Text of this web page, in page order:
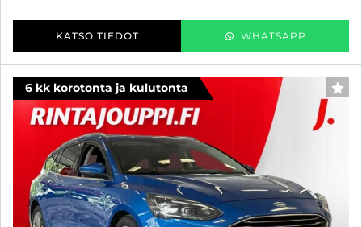
KATSO TIEDOT WHATSAPP
6 kk korotonta ja kulutonta